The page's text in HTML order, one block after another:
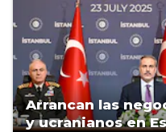
Arrancan las
y ucranianos en